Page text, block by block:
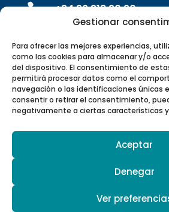
Gestionar
Para ofrecer las mejores experiencias,
como las cookies para almacenar y/o
del dispositivo. El consentimiento de
permitirá procesar datos como el
navegación o las identificaciones únicas
consentir o retirar el consentimiento,
negativamente a ciertas características
Aceptar
Denegar
Ver
 +34 96 318 20 90

 Envíanos un formulario

Polígono Industrial Suzi
© 2026 Hurtado Rivas SL |